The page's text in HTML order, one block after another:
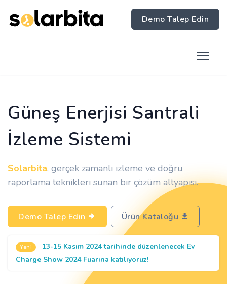
Demo Talep Edin
Güneş Enerjisi Santrali
İzleme Sistemi
Solarbita, gerçek zamanlı izleme ve doğru
raporlama teknikleri sunan bir çözüm altyapısı.
Demo Talep Edin Ürün Kataloğu
Yeni
13-15 Kasım 2024 tarihinde düzenlenecek Ev
Charge Show 2024 Fuarına katılıyoruz!